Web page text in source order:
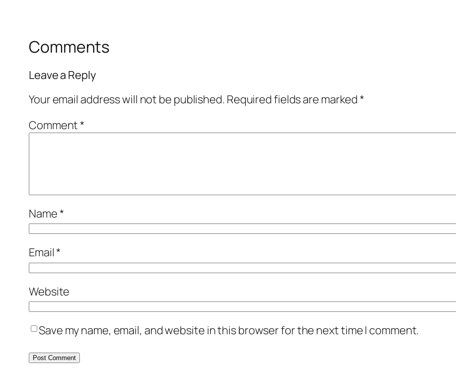
Comments
Leave a Reply
Your email address will not be published. Required fields are marked*
Comment*
Name*
Email*
Website
Save my name, email, and website in this browser for the next time I comment.